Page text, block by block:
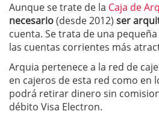
Aunque se trate de la Caja de
necesario(desde 2012) ser
cuenta. Se trata de una
las cuentas corrientes más
Arquia pertenece a la red de
en cajeros de esta red como en
podrá retirar dinero sin
débito Visa Electron.